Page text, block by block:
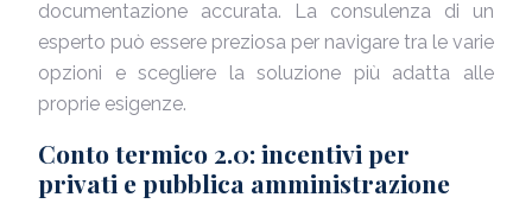
documentazione accurata. La consulenza di un
esperto può essere preziosa per navigare tra le varie
opzioni e scegliere la soluzione più adatta alle
proprie esigenze.
Conto termico 2.0: incentivi per
privati e pubblica amministrazione